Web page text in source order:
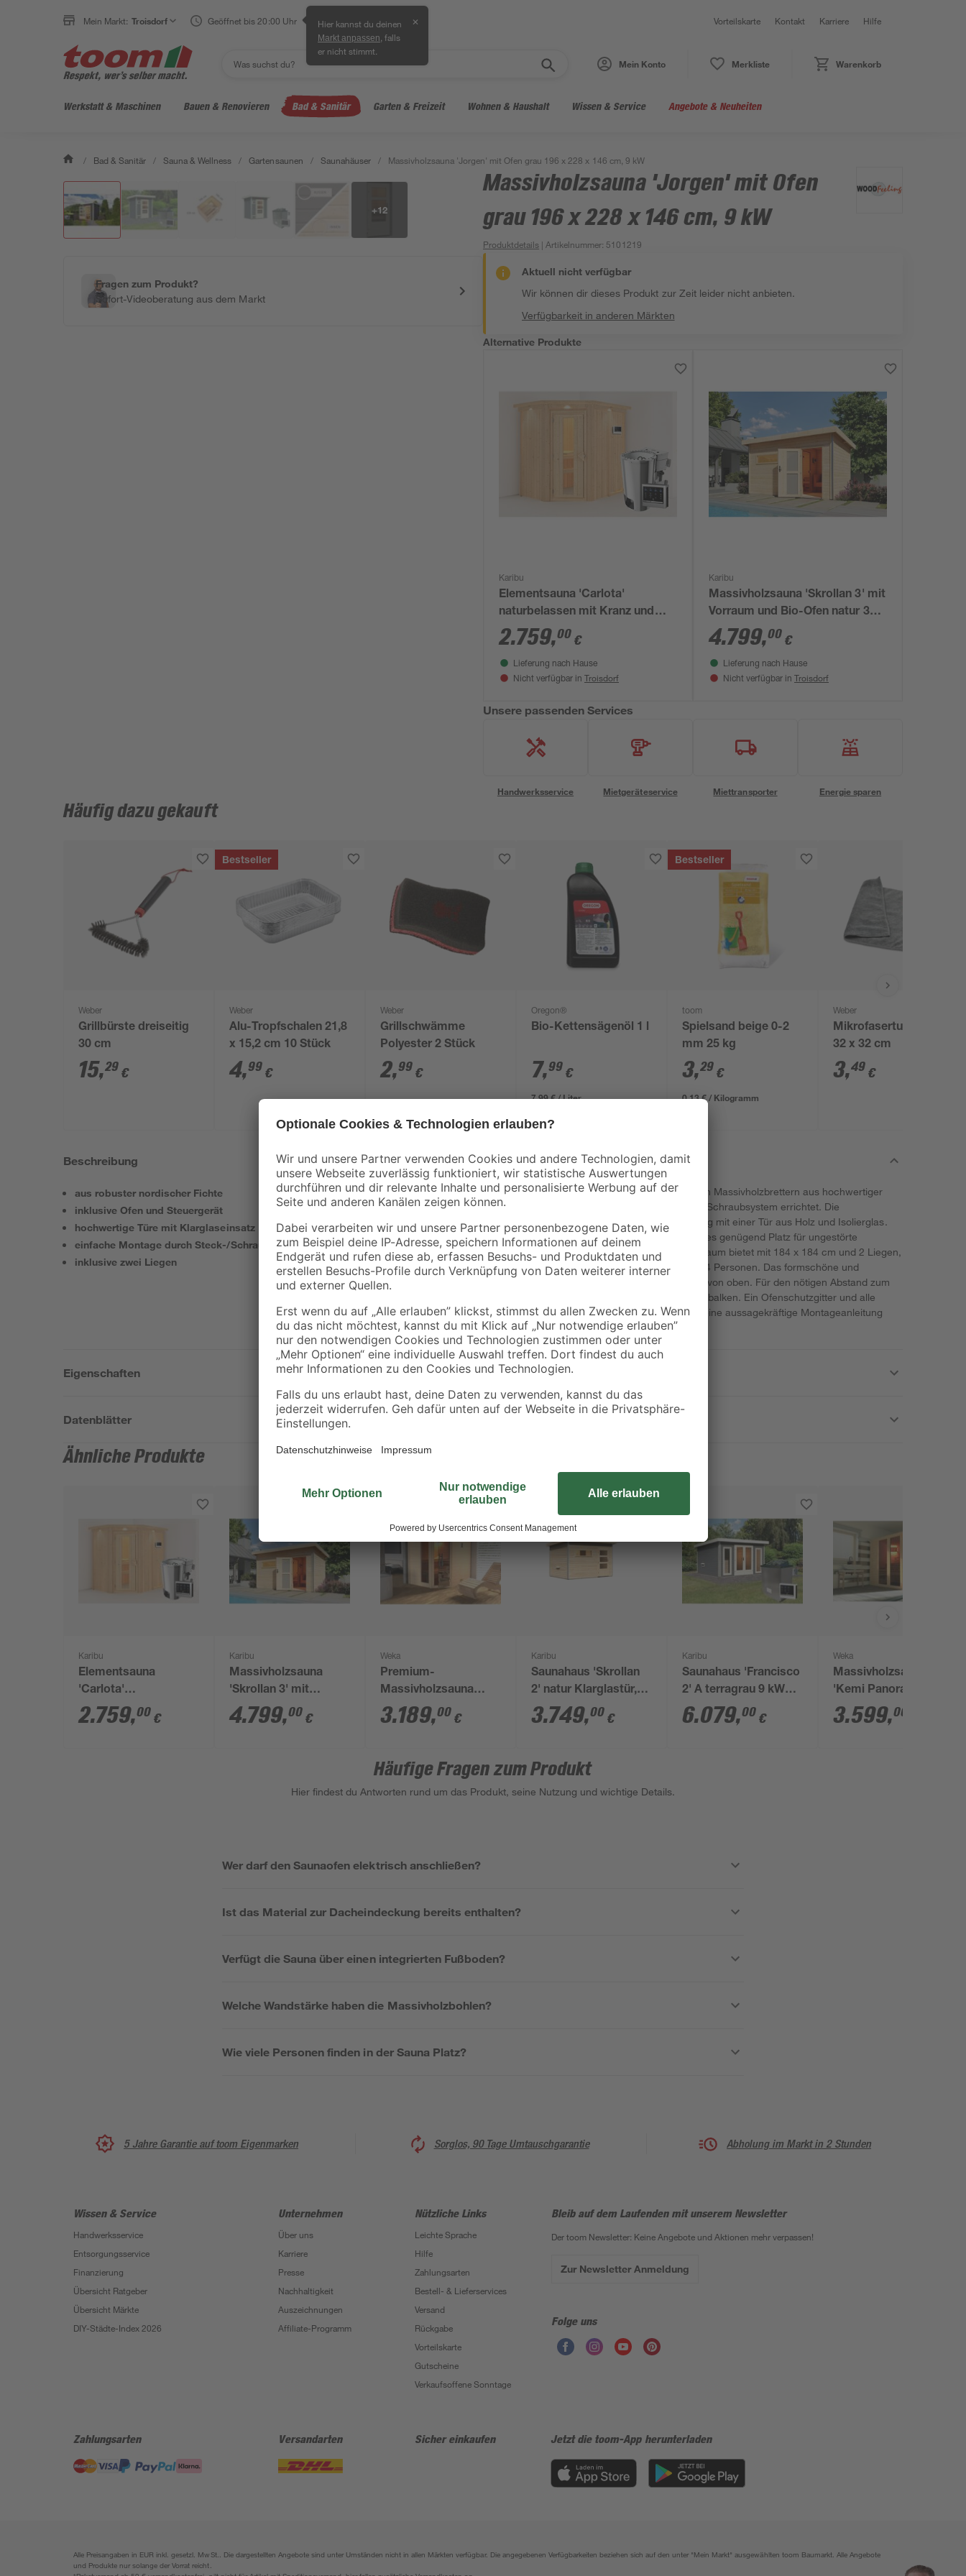
Mein Markt: Troisdorf Geöffnet bis 20:00 Uhr Hier kannst du deinen
Markt anpassen , falls
er nicht stimmt.
✕ Vorteilskarte Kontakt Karriere Hilfe
Mein Konto Merkliste Warenkorb
Werkstatt & Maschinen Bauen & Renovieren Bad & Sanitär Garten & Freizeit Wohnen & Haushalt Wissen & Service Angebote & Neuheiten
/ Bad & Sanitär / Sauna & Wellness / Gartensaunen / Saunahäuser / Massivholzsauna 'Jorgen' mit Ofen grau 196 x 228 x 146 cm, 9 kW
+12
Fragen zum Produkt?
Sofort-Videoberatung aus dem Markt
Massivholzsauna 'Jorgen' mit Ofen
grau 196 x 228 x 146 cm, 9 kW
Produktdetails | Artikelnummer: 5101219
Aktuell nicht verfügbar
Wir können dir dieses Produkt zur Zeit leider nicht anbieten.
Verfügbarkeit in anderen Märkten
Alternative Produkte
Karibu
Elementsauna 'Carlota'
naturbelassen mit Kranz und
Energiespartür 3,6 kW Bio-Ofen
externe Steuerung Easy 165 x
210 x 202 cm
2.759,00 €
Lieferung nach Hause
Nicht verfügbar in Troisdorf
Karibu
Massivholzsauna 'Skrollan 3' mit
Vorraum und Bio-Ofen natur 396
x 227 x 231 cm, 9 kW
4.799,00 €
Lieferung nach Hause
Nicht verfügbar in Troisdorf
Unsere passenden Services
Handwerksservice Mietgeräteservice Miettransporter Energie sparen
Häufig dazu gekauft
Weber
Grillbürste dreiseitig
30 cm
15,29 €
Bestseller
Weber
Alu-Tropfschalen 21,8
x 15,2 cm 10 Stück
4,99 €
Weber
Grillschwämme
Polyester 2 Stück
2,99 €
Oregon®
Bio-Kettensägenöl 1 l
7,99 €
7,99 € / Liter
Bestseller
toom
Spielsand beige 0-2
mm 25 kg
3,29 €
0,13 € / Kilogramm
Weber
Mikrofasertuch grau
32 x 32 cm
3,49 €
Beschreibung
aus robuster nordischer Fichte
inklusive Ofen und Steuergerät
hochwertige Türe mit Klarglaseinsatz
einfache Montage durch Steck-/Schraubsystem
inklusive zwei Liegen
Die Sauna 'Jorgen' überzeugt mit 38 mm starken Massivholzbrettern aus hochwertiger
nordischer Fichte und wird im einfachen Steck-/Schraubsystem errichtet. Die
Massivholzsauna verfügt über einen Fronteinsteig mit einer Tür aus Holz und Isolierglas.
Mit einem Gesamtmaß von 196 x 146 cm bietet es genügend Platz für ungestörte
Wellnessstunden im eigenen Garten. Der Innenraum bietet mit 184 x 184 cm und 2 Liegen,
mit einer Breite von 57 cm und 27 cm, Platz für 4 Personen. Das formschöne und
praktische Dach sorgt für den Witterungsschutz von oben. Für den nötigen Abstand zum
Erdreich sorgen kesseldruckimprägnierte Bodenbalken. Ein Ofenschutzgitter und alle
notwendigen Schrauben und Beschläge sowie eine aussagekräftige Montageanleitung
sind selbstverständlich ebenfalls dabei.
Eigenschaften
Datenblätter
Ähnliche Produkte
Karibu
Elementsauna
'Carlota'
naturbelassen mit
Kranz und
2.759,00 €
Karibu
Massivholzsauna
'Skrollan 3' mit
Vorraum und Bio-Ofen
natur 396 x 227 x 231
4.799,00 €
Weka
Premium-
Massivholzsauna
'Turku 1' 195 x 178 x
205 cm mit Glastür,
und 7,5 kW BioS-
Ofenset
3.189,00 €
Karibu
Saunahaus 'Skrollan
2' natur Klarglastür,
Vorraum 336 x 231 x
227 cm
3.749,00 €
Karibu
Saunahaus 'Francisco
2' A terragrau 9 kW
Ofen externe
Steuerung 369 x 309 x
6.079,00 €
Weka
Massivholzsauna
'Kemi Panorama 1'
162 x 193 cm
inklusive Ofen 'OS',
3.599,00
Häufige Fragen zum Produkt
Hier findest du Antworten rund um das Produkt, seine Nutzung und wichtige Details.
Wer darf den Saunaofen elektrisch anschließen?
Ist das Material zur Dacheindeckung bereits enthalten?
Verfügt die Sauna über einen integrierten Fußboden?
Welche Wandstärke haben die Massivholzbohlen?
Wie viele Personen finden in der Sauna Platz?
5 Jahre Garantie auf toom Eigenmarken Sorglos, 90 Tage Umtauschgarantie Abholung im Markt in 2 Stunden
Wissen & Service
Handwerksservice
Entsorgungsservice
Finanzierung
Übersicht Ratgeber
Übersicht Märkte
DIY-Städte-Index 2026
Unternehmen
Über uns
Karriere
Presse
Nachhaltigkeit
Auszeichnungen
Affiliate-Programm
Nützliche Links
Leichte Sprache
Hilfe
Zahlungsarten
Bestell- & Lieferservices
Versand
Rückgabe
Vorteilskarte
Gutscheine
Verkaufsoffene Sonntage
Bleib auf dem Laufenden mit unserem Newsletter
Der toom Newsletter: Keine Angebote und Aktionen mehr verpassen!
Zur Newsletter Anmeldung
Folge uns
Zahlungsarten Versandarten Sicher einkaufen Jetzt die toom-App herunterladen
Alle Preisangaben in EUR inkl. gesetzl. MwSt.. Die dargestellten Angebote sind unter Umständen nicht in allen Märkten verfügbar. Die angegebenen Verfügbarkeiten beziehen sich auf den unter "Mein Markt" ausgewählten toom Baumarkt. Alle Angebote
und Produkte nur solange der Vorrat reicht.